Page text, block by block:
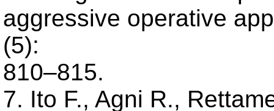
aggressive operative
(5):
810–815.
7. Ito F., Agni R.,